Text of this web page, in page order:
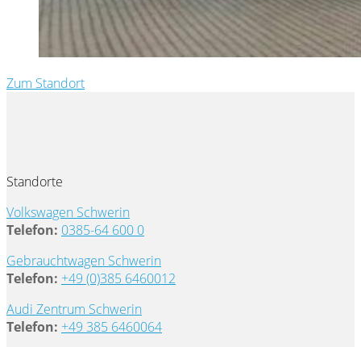
Zum Standort
Standorte
Volkswagen Schwerin
Telefon: 0385-64 600 0
Gebrauchtwagen Schwerin
Telefon: +49 (0)385 6460012
Audi Zentrum Schwerin
Telefon: +49 385 6460064